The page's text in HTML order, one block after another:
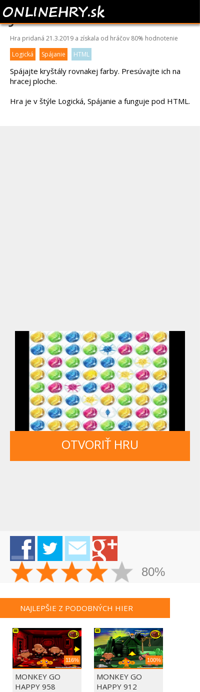
JEWEL BUBLES
Hra pridaná 21.3.2019 a získala od hráčov 80% hodnotenie
Logická
Spájanie HTML
Spájajte kryštály rovnakej farby. Presúvajte ich na
hracej ploche.
Hra je v štýle Logická, Spájanie a funguje pod HTML.
OTVORIŤ HRU
80%
NAJLEPŠIE Z PODOBNÝCH HIER
116%
MONKEY GO
HAPPY 958
100%
MONKEY GO
HAPPY 912